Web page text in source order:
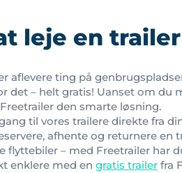
leje en
aflevere ting på
det – helt gratis! Uanset om du
den smarte løsning.
til vores trailere direkte fra
afhente og returnere en
flyttebiler – med Freetrailer har
enklere med en gratis trailer fra